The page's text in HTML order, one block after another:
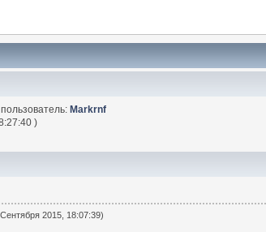
Markrnf
)
2015, 18:07:39)